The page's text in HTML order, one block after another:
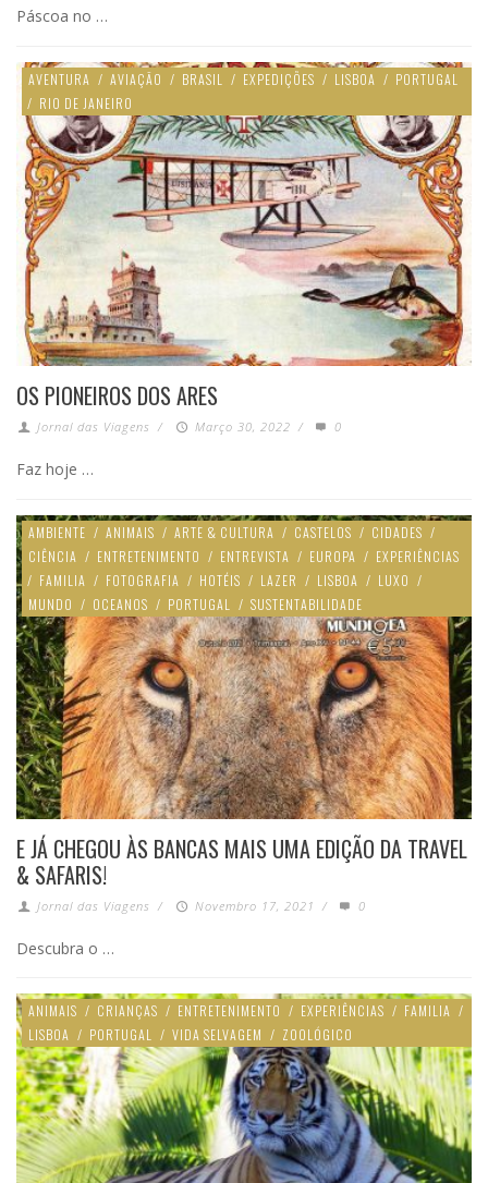
Páscoa no …
AVENTURA / AVIAÇÃO / BRASIL / EXPEDIÇÕES / LISBOA / PORTUGAL
/ RIO DE JANEIRO
OS PIONEIROS DOS ARES
Jornal das Viagens / Março 30, 2022 / 0
Faz hoje …
AMBIENTE / ANIMAIS / ARTE & CULTURA / CASTELOS / CIDADES /
CIÊNCIA / ENTRETENIMENTO / ENTREVISTA / EUROPA / EXPERIÊNCIAS
/ FAMILIA / FOTOGRAFIA / HOTÉIS / LAZER / LISBOA / LUXO /
MUNDO / OCEANOS / PORTUGAL / SUSTENTABILIDADE
E JÁ CHEGOU ÀS BANCAS MAIS UMA EDIÇÃO DA TRAVEL
& SAFARIS!
Jornal das Viagens / Novembro 17, 2021 / 0
Descubra o …
ANIMAIS / CRIANÇAS / ENTRETENIMENTO / EXPERIÊNCIAS / FAMILIA /
LISBOA / PORTUGAL / VIDA SELVAGEM / ZOOLÓGICO